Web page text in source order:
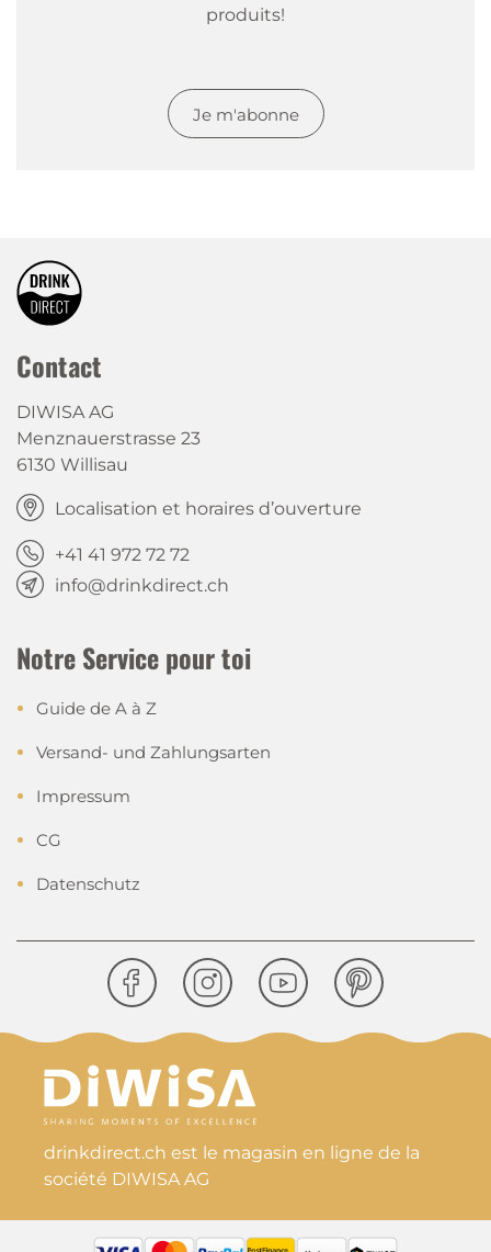
produits!
Je m'abonne
Contact
DIWISA AG
Menznauerstrasse 23
6130 Willisau
Localisation et horaires d’ouverture
+41 41 972 72 72
info@drinkdirect.ch
Notre Service pour toi
Guide de A à Z
Versand- und Zahlungsarten
Impressum
CG
Datenschutz
drinkdirect.ch est le magasin en ligne de la
société DIWISA AG